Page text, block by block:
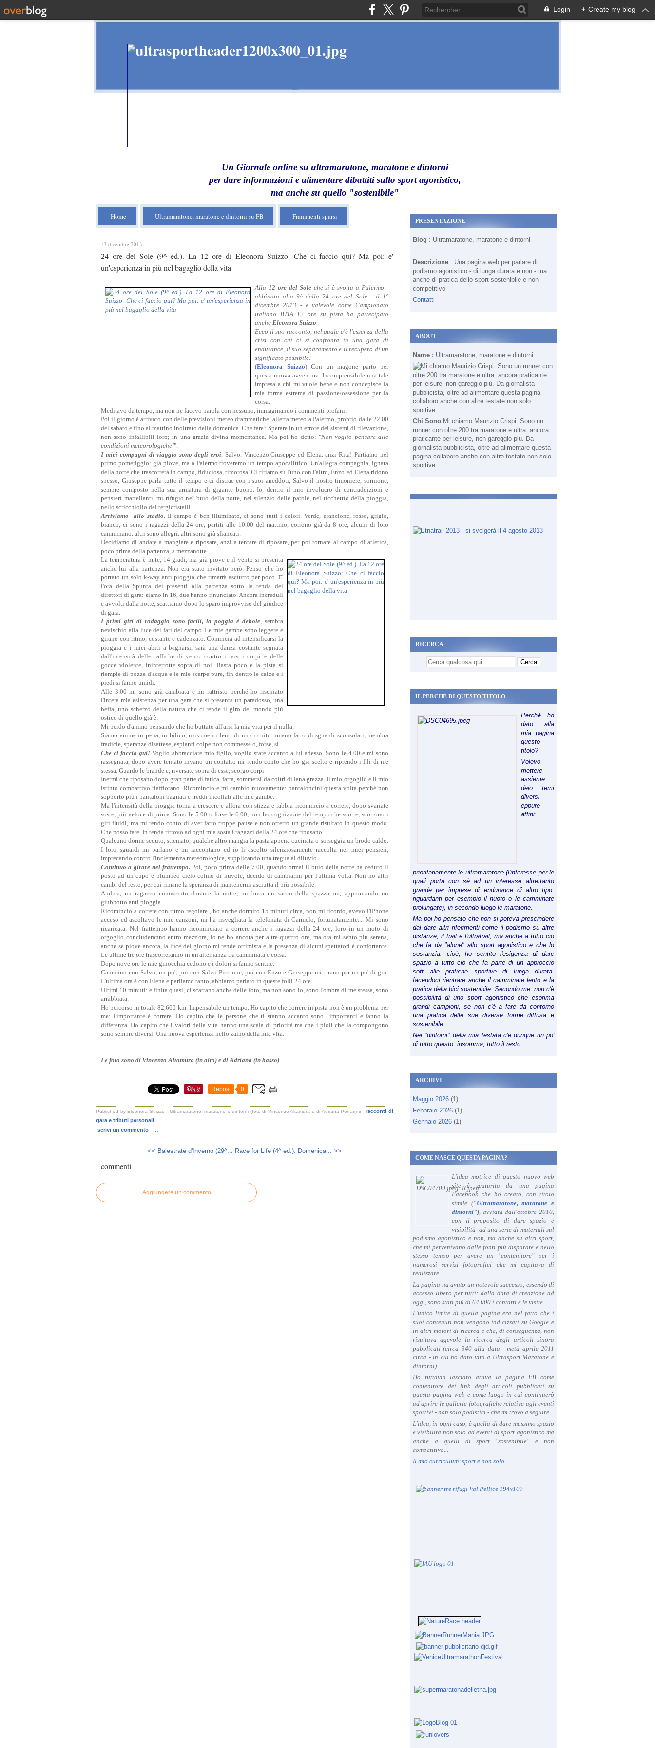
Login + Create my blog
Un Giornale online su ultramaratone, maratone e dintorni
per dare informazioni e alimentare dibattiti sullo sport agonistico,
ma anche su quello "sostenibile"
Home Ultramaratone, maratone e dintorni su FB Frammenti sparsi
13 dicembre 2013
24 ore del Sole (9^ ed.). La 12 ore di Eleonora Suizzo: Che ci faccio qui? Ma poi: e'
un'esperienza in più nel bagaglio della vita
Alla 12 ore del Soleche si è svolta a Palermo -
abbinata alla 9^ della 24 ore del Sole - il 1°
dicembre 2013 - e valevole come Campionato
italiano IUTA 12 ore su pista ha partecipato
anche Eleonora Suizzo.
Ecco il suo racconto, nel quale c'è l'essenza della
crisi con cui ci si confronta in una gara di
endurance, il suo separamento e il recupero di un
significato possibile.
(Eleonora Suizzo) Con un magone parto per
questa nuova avventura. Incomprensibile una tale
impresa a chi mi vuole bene e non concepisce la
mia forma estrema di passione/ossessione per la
corsa.
Meditavo da tempo, ma non ne facevo parola con nessuno, immaginando i commenti profani.
Poi il giorno è arrivato con delle previsioni meteo drammatiche: allerta meteo a Palermo, proprio dalle 22.00
del sabato e fino al mattino inoltrato della domenica. Che fare? Sperare in un errore dei sistemi di rilevazione,
non sono infallibili loro; in una grazia divina momentanea. Ma poi ho detto: "Non voglio pensare alle
condizioni meteorologiche!".
I miei compagni di viaggio sono degli eroi, Salvo, Vincenzo,Giuseppe ed Elena, anzi Rita! Partiamo nel
primo pomeriggio: già piove, ma a Palermo troveremo un tempo apocalittico. Un'allegra compagnia, ignara
della notte che trascorrerà in campo, fiduciosa, timorosa. Ci tiriamo su l'uno con l'altro, Enzo ed Elena ridono
spesso, Giuseppeparla tutto il tempo e ci distrae con i suoi aneddoti, Salvo il nostro timoniere, sornione,
sempre composto nella sua armatura di gigante buono. Io, dentro il mio involucro di contraddizioni e
pensieri martellanti, mi rifugio nel buio della notte, nel silenzio delle parole, nel ticchettio della pioggia,
nello scricchiolio dei tergicristalli.
Arriviamo
allo stadio. Il campo è ben illuminato, ci sono tutti i colori. Verde, arancione, rosso, grigio,
bianco, ci sono i ragazzi della 24 ore, partiti alle 10.00 del mattino, corrono già da 8 ore, alcuni di loro
camminano, altri sono allegri, altri sono già sfiancati.
Decidiamo di andare a mangiare e riposare, anzi a tentare di riposare, per poi tornare al campo di atletica,
poco prima della partenza, a mezzanotte.
La temperatura è mite, 14 gradi, ma già piove e il vento si presenta
anche lui alla partenza. Non era stato invitato però. Penso che ho
portato un solo k-way anti pioggia che rimarrà asciutto per poco. E'
l'ora della Spunta dei presenti alla partenza sotto la tenda dei
direttori di gara: siamo in 16, due hanno rinunciato. Ancora increduli
e avvolti dalla notte, scattiamo dopo lo sparo improvviso del giudice
di gara.
I primi giri di rodaggio sono facili, la poggia è debole, sembra
nevischio alla luce dei fari del campo. Le mie gambe sono leggere e
girano con ritmo, costante e cadenzato. Comincia ad intensificarsi la
pioggia e i miei abiti a bagnarsi, sarà una danza costante segnata
dall'intensità delle raffiche di vento contro i nostri corpi e delle
gocce violente, ininterrotte sopra di noi. Basta poco e la pista si
riempie di pozze d'acqua e le mie scarpe pure, fin dentro le calze e i
piedi si fanno umidi.
Alle 3.00 mi sono già cambiata e mi rattristo perché ho rischiato
l'intera mia esistenza per una gara che si presenta un paradosso, una
beffa, uno scherzo della natura che ci rende il giro del mondo più
ostico di quello già è.
Mi perdo d'animo pensando che ho buttato all'aria la mia vita per il nulla.
Siamo anime in pena, in bilico, movimenti lenti di un circuito umano fatto di sguardi sconsolati, membra
fradicie, speranze disattese, espianti colpe non commesse o, forse, si.
Che ci faccio qui! Voglio abbracciare mio figlio, voglio stare accanto a lui adesso. Sono le 4.00 e mi sono
rassegnata, dopo avere tentato invano un contatto mi rendo conto che ho già scelto e riprendo i fili di me
stessa. Guardo le brande e, riversate sopra di esse, scorgo corpi
Inermi che riposano dopo gran parte di fatica fatta, sommersi da coltri di lana grezza. Il mio orgoglio e il mio
istinto combattivo riaffiorano. Ricomincio e mi cambio nuovamente: pantaloncini questa volta perché non
sopporto più i pantaloni bagnati e freddi incollati alle mie gambe.
Ma l'intensità della pioggia torna a crescere e allora con stizza e rabbia ricomincio a correre, dopo svariate
soste, più veloce di prima. Sono le 5.00 o forse le 6.00, non ho cognizione del tempo che scorre, scorrono i
giri fluidi, ma mi rendo conto di aver fatto troppe pause e non otterrò un grande risultato in questo modo.
Che posso fare. In tenda ritrovo ad ogni mia sosta i ragazzi della 24 ore che riposano.
Qualcuno dorme seduto, stremato, qualche altro mangia la pasta appena cucinata o sorseggia un brodo caldo.
I loro sguardi mi parlano e mi raccontano ed io li ascolto silenziosamente raccolta nei miei pensieri,
imprecando contro l'inclemenza meteorologica, supplicando una tregua al diluvio.
Continuo a girare nel frattempo. Poi, poco prima delle 7.00, quando ormai il buio della notte ha ceduto il
posto ad un cupo e plumbeo cielo colmo di nuvole, decido di cambiarmi per l'ultima volta. Non ho altri
cambi del resto, per cui rimane la speranza di mantenermi asciutta il più possibile.
Andrea, un ragazzo conosciuto durante la notte, mi buca un sacco della spazzatura, approntando un
giubbotto anti pioggia.
Ricomincio a correre con ritmo regolare , ho anche dormito 15 minuti circa, non mi ricordo, avevo l'iPhone
acceso ed ascoltavo le mie canzoni, mi ha risvegliata la telefonata di Carmelo, fortunatamente.... Mi sono
ricaricata. Nel frattempo hanno ricominciato a correre anche i ragazzi della 24 ore, loro in un moto di
orgoglio concluderanno entro mezz'ora, io ne ho ancora per altre quattro ore, ma ora mi sento più serena,
anche se piove ancora, la luce del giorno mi rende ottimista e la presenza di alcuni spettatori é confortante.
Le ultime tre ore trascorreranno in un'alternanza tra camminata e corsa.
Dopo nove ore le mie ginocchia cedono e i dolori si fanno sentire.
Cammino con Salvo, un po', poi con Salvo Piccione, poi con Enzo e Giuseppe mi tirano per un po' di giri.
L'ultima ora è con Elena e parliamo tanto, abbiamo parlato in queste folli 24 ore.
Ultimi 10 minuti: è finita quasi, ci scattano anche delle foto, ma non sono io, sono l'ombra di me stessa, sono
arrabbiata.
Ho percorso in totale 82,660 km. Impensabile un tempo. Ho capito che correre in pista non è un problema per
me: l'importante è correre. Ho capito che le persone che ti stanno accanto sono importanti e fanno la
differenza. Ho capito che i valori della vita hanno una scala di priorità ma che i pioli che la compongono
sono sempre diversi. Una nuova esperienza nello zaino della mia vita.
Le foto sono di Vincenzo Altamura (in alto) e di Adriana (in basso)
Repost 0
Published by Eleonora Suizzo - Ultramaratone, maratone e dintorni (foto di Vincenzo Altamura e di Adriana Ponari) in
racconti di
gara e tributi personali
scrivi un commento
…
<< Balestrate d'Inverno (29^... Race for Life (4^ ed.). Domenica... >>
commenti
Aggiungere un commento
PRESENTAZIONE
Blog : Ultramaratone, maratone e dintorni
Descrizione : Una pagina web per parlare di
podismo agonistico - di lunga durata e non - ma
anche di pratica dello sport sostenibile e non
competitivo
Contatti
ABOUT
Name : Ultramaratone, maratone e dintorni
Chi Sono Mi chiamo Maurizio Crispi. Sono un
runner con oltre 200 tra maratone e ultra: ancora
praticante per leisure, non gareggio più. Da
giornalista pubblicista, oltre ad alimentare questa
pagina collaboro anche con altre testate non solo
sportive.
RICERCA
IL PERCHÈ DI QUESTO TITOLO
Perchè ho
dato alla
mia pagina
questo
titolo?
Volevo
mettere
assieme
deio temi
diversi
eppure
affini:
prioritariamente le ultramaratone (l'interesse per le
quali porta con sè ad un interesse altrettanto
grande per imprese di endurance di altro tipo,
riguardanti per esempio il nuoto o le camminate
prolungate), in secondo luogo le maratone.
Ma poi ho pensato che non si poteva prescindere
dal dare altri riferimenti come il podismo su altre
distanze, il trail e l'ultratrail, ma anche a tutto ciò
che fa da "alone" allo sport agonistico e che lo
sostanzia: cioè, ho sentito l'esigenza di dare
spazio a tutto ciò che fa parte di un approccio
soft alle pratiche sportive di lunga durata,
facendoci rientrare anche il camminare lento e la
pratica della bici sostenibile. Secondo me, non c'è
possibilità di uno sport agonistico che esprima
grandi campioni, se non c'è a fare da contorno
una pratica delle sue diverse forme diffusa e
sostenibile.
Nei "dintorni" della mia testata c'è dunque un po'
di tutto questo: insomma, tutto il resto.
ARCHIVI
Maggio 2026 (1)
Febbraio 2026 (1)
Gennaio 2026 (1)
COME NASCE QUESTA PAGINA?
L'idea motrice di questo nuovo web
site è scaturita da una pagina
Facebook che ho creato, con titolo
simile ("Ultramaratone, maratone e
dintorni"), avviata dall'ottobre 2010,
con il proposito di dare spazio e
visibilità ad una serie di materiali sul
podismo agonistico e non, ma anche su altri sport,
che mi pervenivano dalle fonti più disparate e nello
stesso tempo per avere un "contenitore" per i
numerosi servizi fotografici che mi capitava di
realizzare.
La pagina ha avuto un notevole successo, essendo di
accesso libero per tutti: dalla data di creazione ad
oggi, sono stati più di 64.000 i contatti e le visite.
L'unico limite di quella pagina era nel fatto che i
suoi contenuti non vengono indicizzati su Google e
in altri motori di ricerca e che, di conseguenza, non
risultava agevole la ricerca degli articoli sinora
pubblicati (circa 340 alla data - metà aprile 2011
circa - in cui ho dato vita a Ultrasport Maratone e
dintorni).
Ho tuttavia lasciato attiva la pagina FB come
contenitore dei link degli articoli pubblicati su
questa pagina web e come luogo in cui continuerò
ad aprire le gallerie fotografiche relative agli eventi
sportivi - non solo podistici - che mi trovo a seguire.
L'idea, in ogni caso, è quella di dare massimo spazio
e visibilità non solo ad eventi di sport agonistico ma
anche a quelli di sport "sostenibile" e non
competitivo...
Il mio curriculum: sport e non solo